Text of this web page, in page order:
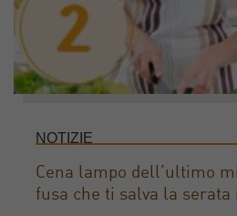
NOTIZIE
Cena lampo dell’ultimo
fusa che ti salva la serata